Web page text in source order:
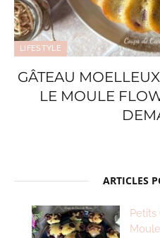
LIFESTYLE
GÂTEAU
LE MOULE
ARTICLES
Petits